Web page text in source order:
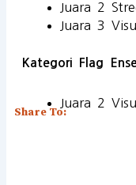
Juara 2
Juara 3
Kategori Flag
Juara 2
Share To: